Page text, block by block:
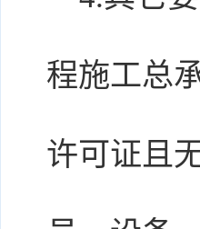
程施工总
许可证且